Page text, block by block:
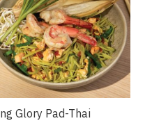
Glory Pad-Thai